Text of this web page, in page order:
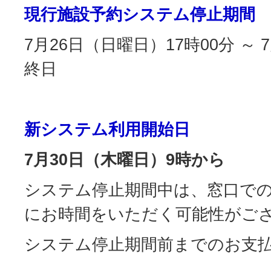
現行施設予約システム停止期間
7月26日（日曜日）17時00分 ～
終日
新システム利用開始日
7月30日（木曜日）9時から
システム停止期間中は、窓口で
にお時間をいただく可能性がご
システム停止期間前までのお支